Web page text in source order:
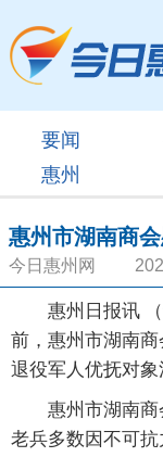
要闻
惠州
惠州市湖南商
今日惠州网
惠州日报讯 （
前，惠州市湖南
退役军人优抚对象
惠州市湖南商
老兵多数因不可